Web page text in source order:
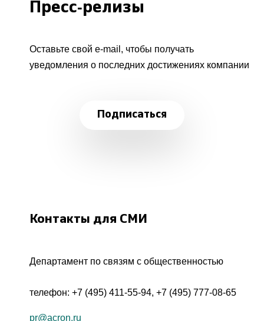
Пресс-релизы
Оставьте свой e-mail, чтобы получать
уведомления о последних достижениях компании
Подписаться
Контакты для СМИ
Департамент по связям с общественностью
телефон: +7 (495) 411-55-94, +7 (495) 777-08-65
pr@acron.ru